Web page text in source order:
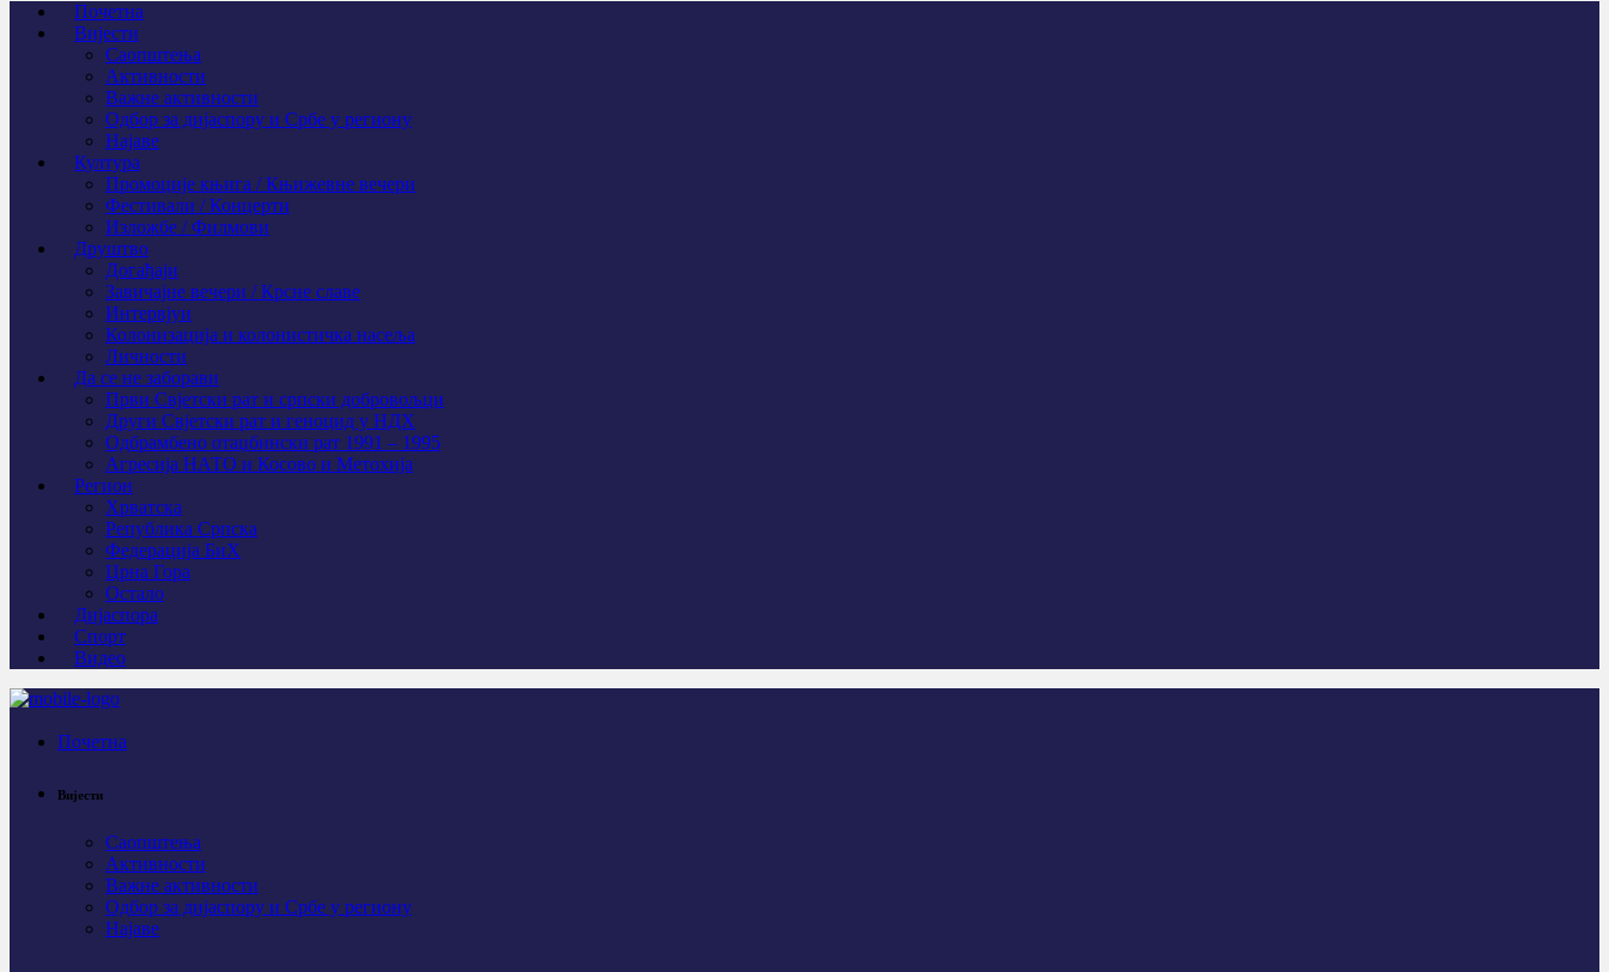
Почетна
Вијести
Саопштења
Активности
Важне активности
Одбор за дијаспору и Србе у региону
Најаве
Култура
Промоције књига / Књижевне вечери
Фестивали / Концерти
Изложбе / Филмови
Друштво
Догађаји
Завичајне вечери / Крсне славе
Интервјуи
Колонизација и колонистичка насеља
Личности
Да се не заборави
Први Свјeтски рат и српски добровољци
Други Свјетски рат и геноцид у НДХ
Одбрамбено отаџбински рат 1991 – 1995
Агресија НАТО и Косово и Метохија
Регион
Хрватска
Република Српска
Федерација БиХ
Црна Гора
Остало
Дијаспора
Спорт
Видео
Почетна
Вијести
Саопштења
Активности
Важне активности
Одбор за дијаспору и Србе у региону
Најаве